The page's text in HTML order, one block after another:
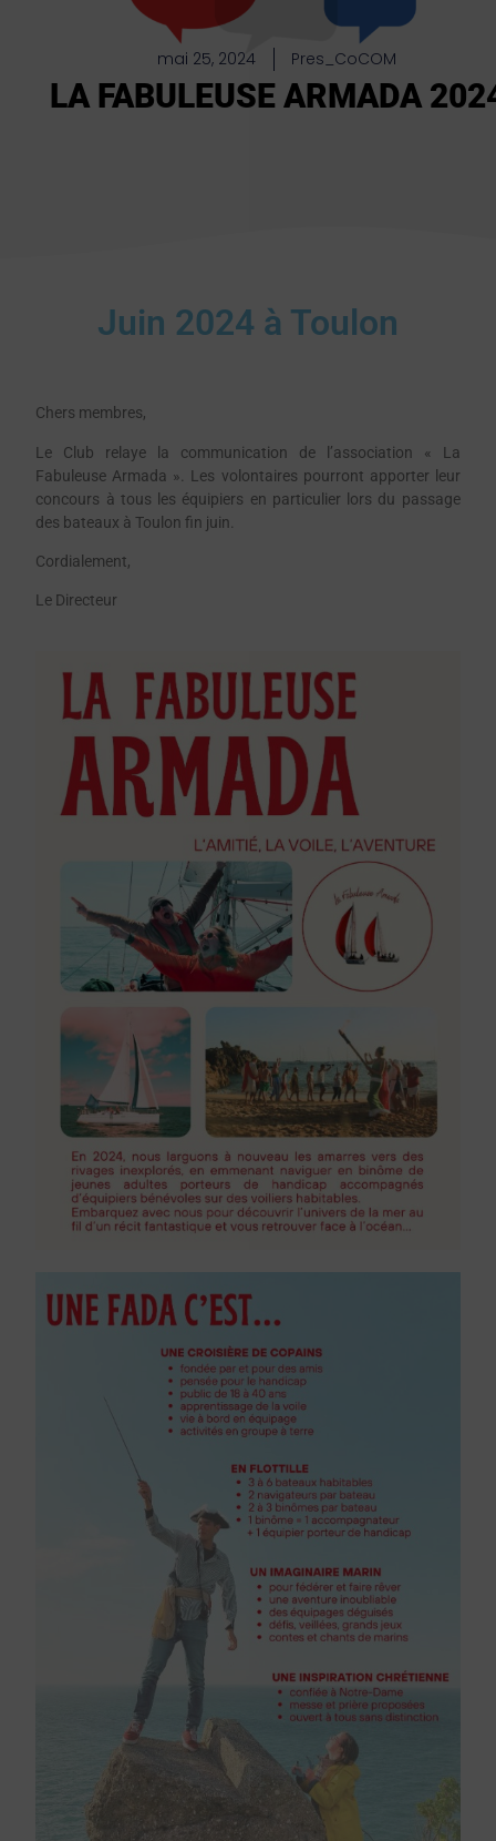
mai 25, 2024 Pres_CoCOM
LA FABULEUSE ARMADA
Juin 2024 à Toulon
Chers membres,
Le Club relaye la communication de l’association « La
Fabuleuse Armada ». Les volontaires pourront apporter leur
concours à tous les équipiers en particulier lors du passage
des bateaux à Toulon fin juin.
Cordialement,
Le Directeur